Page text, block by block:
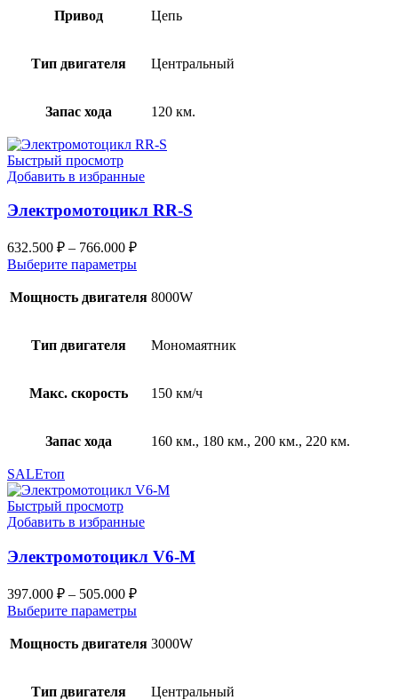
Привод Цепь
Тип двигателя Центральный
Запас хода 120 км.
Быстрый просмотр
Добавить в избранные
Электромотоцикл RR-S
632.500 ₽ – 766.000 ₽
Выберите параметры
Мощность двигателя 8000W
Тип двигателя Мономаятник
Макс. скорость 150 км/ч
Запас хода 160 км., 180 км., 200 км., 220 км.
SALEтоп
Быстрый просмотр
Добавить в избранные
Электромотоцикл V6-M
397.000 ₽ – 505.000 ₽
Выберите параметры
Мощность двигателя 3000W
Тип двигателя Центральный